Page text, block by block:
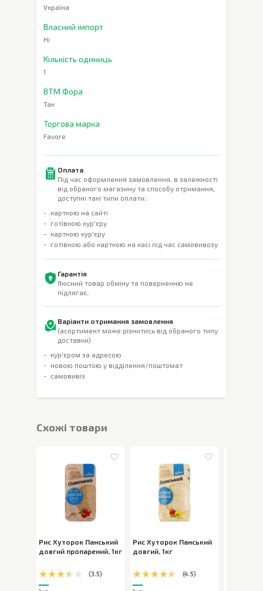
Україна
Власний імпорт
Ні
Кількість одиниць
1
ВТМ Фора
Так
Торгова марка
Favore
Оплата
Під час оформлення замовлення, в залежності
від обраного магазину та способу отримання,
доступні такі типи оплати:
карткою на сайті
готівкою кур'єру
карткою кур'єру
готівкою або карткою на касі під час самовивозу
Гарантія
Якісний товар обміну та поверненню не
підлягає.
Варіанти отримання замовлення
(асортимент може різнитись від обраного типу
доставки)
кур'єром за адресою
новою поштою у відділення/поштомат
самовивіз
Cхожі товари
Рис Хуторок Панський
довгий пропарений, 1кг
(3.5)
Рис Хуторок Панський
довгий, 1кг
(4.5)